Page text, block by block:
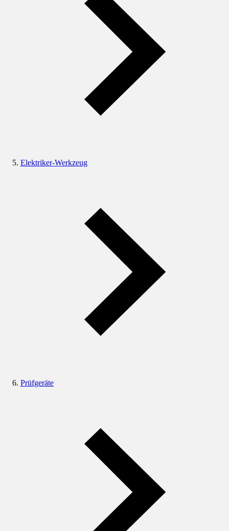
Elektriker-Werkzeug
Prüfgeräte